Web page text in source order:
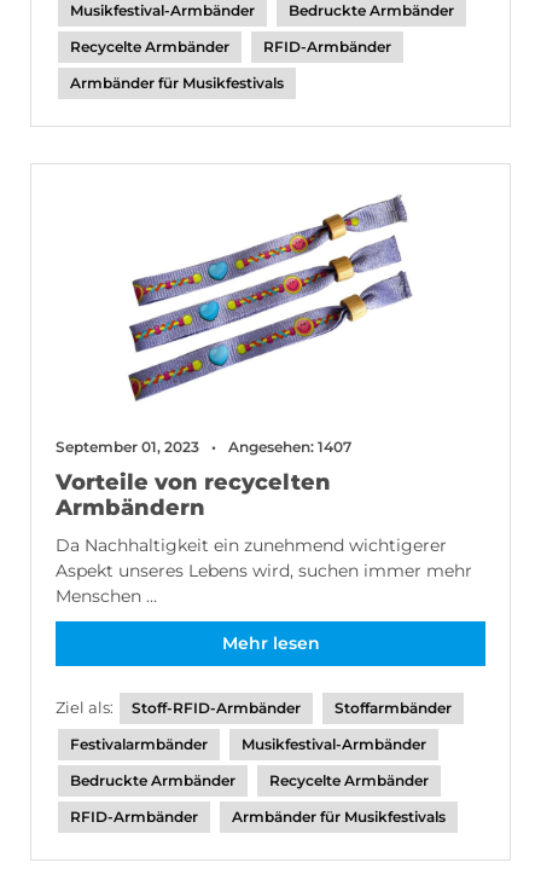
Musikfestival-Armbänder
Bedruckte Armbänder
Recycelte Armbänder
RFID-Armbänder
Armbänder für Musikfestivals
September 01, 2023 Angesehen: 1407
Vorteile von recycelten
Armbändern
Da Nachhaltigkeit ein zunehmend wichtigerer
Aspekt unseres Lebens wird, suchen immer mehr
Menschen ...
Mehr lesen
Ziel als: Stoff-RFID-Armbänder
Stoffarmbänder
Festivalarmbänder
Musikfestival-Armbänder
Bedruckte Armbänder
Recycelte Armbänder
RFID-Armbänder
Armbänder für Musikfestivals